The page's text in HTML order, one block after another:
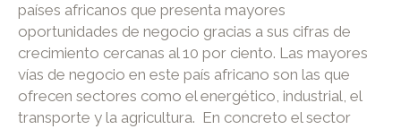
países africanos que presenta mayores
oportunidades de negocio gracias a sus cifras de
crecimiento cercanas al 10 por ciento. Las mayores
vías de negocio en este país africano son las que
ofrecen sectores como el energético, industrial, el
transporte y la agricultura. En concreto el sector